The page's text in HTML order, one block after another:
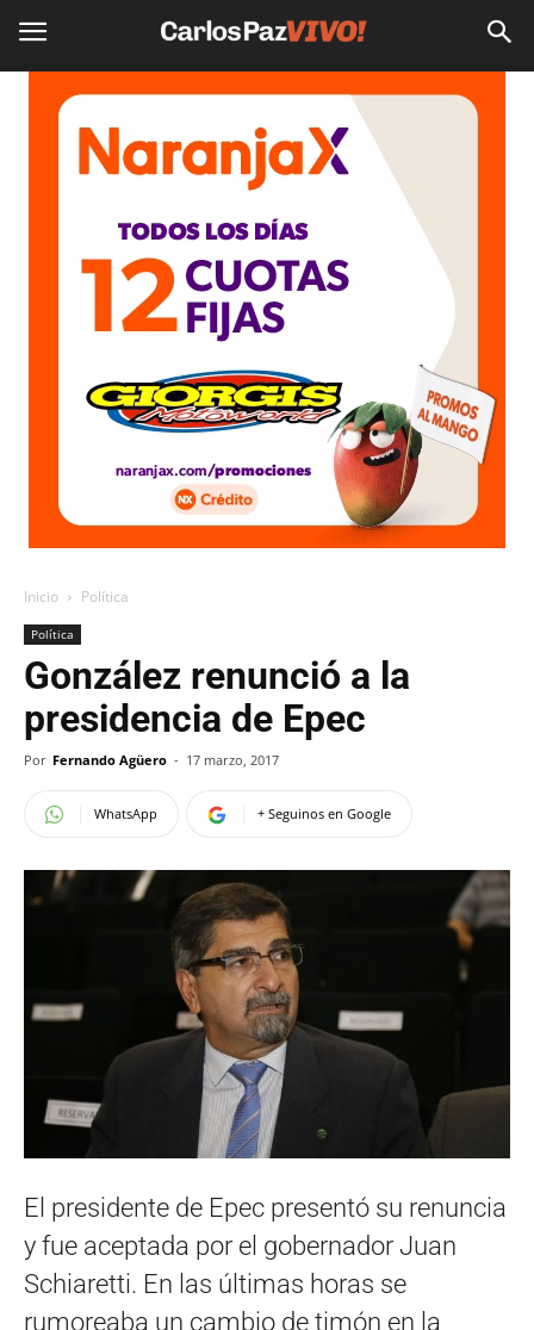
Inicio Política
Política
González renunció a la
presidencia de Epec
Por Fernando Agüero - 17 marzo, 2017
WhatsApp + Seguinos en Google
El presidente de Epec presentó su renuncia
y fue aceptada por el gobernador Juan
Schiaretti. En las últimas horas se
rumoreaba un cambio de timón en la